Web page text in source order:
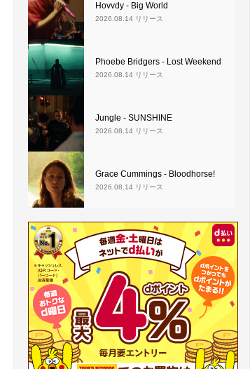
Hovvdy - Big World
2026.08.14 リリース
Phoebe Bridgers - Lost Weekend
2026.08.14 リリース
Jungle - SUNSHINE
2026.08.14 リリース
Grace Cummings - Bloodhorse!
2026.08.14 リリース